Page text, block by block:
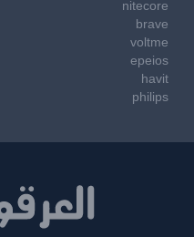
nitecore
brave
voltme
epeios
havit
philips